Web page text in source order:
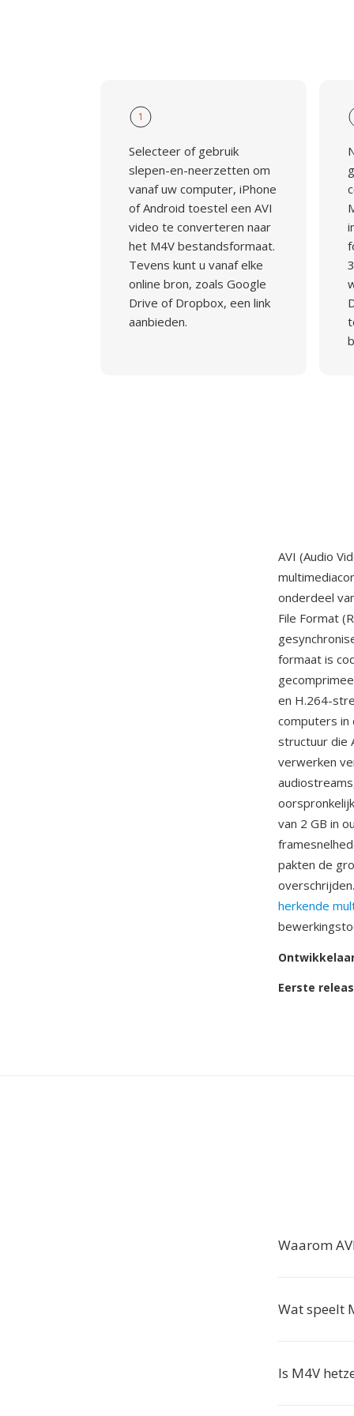
1
Selecteer of gebruik
slepen-en-neerzetten om
vanaf uw computer, iPhone
of Android toestel een AVI
video te converteren naar
het M4V bestandsformaat.
Tevens kunt u vanaf elke
online bron, zoals Google
Drive of Dropbox, een link
aanbieden.
AVI (Audio
onderdeel
File Format
formaat is
en H.264-
computers in
structuur die
verwerken
van 2 GB in
pakten de
herkende
Eerste
Waarom
Wat speelt
Is M4V